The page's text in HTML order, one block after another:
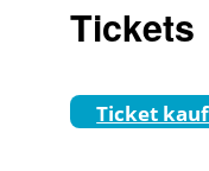
Tickets
Ticket